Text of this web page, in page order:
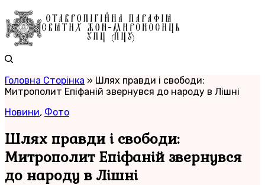
Головна Сторінка » Шлях правди і свободи:
Митрополит Епіфаній звернувся до народу в Лішні
Новини, Фото
Шлях правди і свободи:
Митрополит Епіфаній звернувся
до народу в Лішні